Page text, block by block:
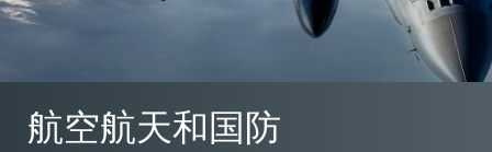
航空航天和国防